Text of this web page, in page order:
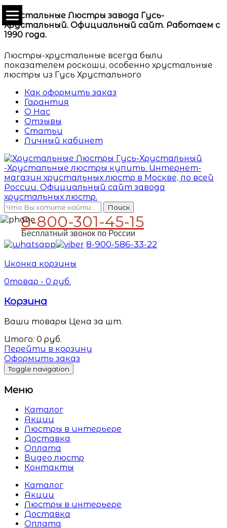
Хрустальные Люстры завода Гусь-
Хрустальный. Официальный сайт. Работаем с
1990 года.
Люстры-хрустальные всегда были
показателем роскоши, особенно хрустальные
люстры из Гусь Хрустального
Как оформить заказ
Гарантия
О Нас
Отзывы
Статьи
Личный кабинет
Поиск
8-800-301-45-15
Бесплатный звонок по России
8-900-586-33-22
Иконка корзины
0товар - 0 руб.
Корзина
Ваши товары Цена за шт.
Итого: 0 руб.
Перейти в корзину
Оформить заказ
Toggle navigation
Меню
Каталог
Акции
Люстры в интерьере
Доставка
Оплата
Видео люстр
Контакты
Каталог
Акции
Люстры в интерьере
Доставка
Оплата